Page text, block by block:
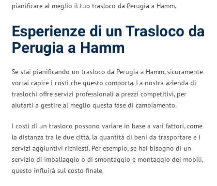
pianificare al meglio il tuo trasloco da Perugia a Hamm.
Esperienze di un Trasloco da
Perugia a Hamm
Se stai pianificando un trasloco da Perugia a Hamm, sicuramente
vorrai capire i costi che questo comporta. La nostra azienda di
traslochi offre servizi professionali a prezzi competitivi, per
aiutarti a gestire al meglio questa fase di cambiamento.
I costi di un trasloco possono variare in base a vari fattori, come
la distanza tra le due città, la quantità di beni da trasportare e i
servizi aggiuntivi richiesti. Per esempio, se hai bisogno di un
servizio di imballaggio o di smontaggio e montaggio dei mobili,
questo influirà sul costo finale.